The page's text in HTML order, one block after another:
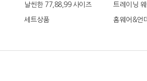
날씬한 77,88,99 사이즈 트레이닝 웨
세트상품 홈웨어&언